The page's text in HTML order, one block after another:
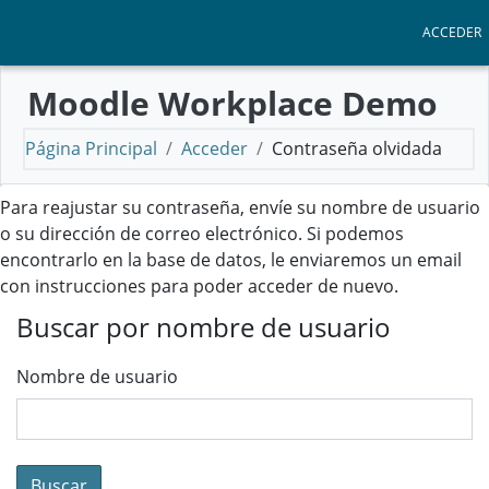
ACCEDER
Moodle Workplace Demo
Página Principal Acceder Contraseña olvidada
Para reajustar su contraseña, envíe su nombre de usuario
o su dirección de correo electrónico. Si podemos
encontrarlo en la base de datos, le enviaremos un email
con instrucciones para poder acceder de nuevo.
Buscar por nombre de usuario
Nombre de usuario